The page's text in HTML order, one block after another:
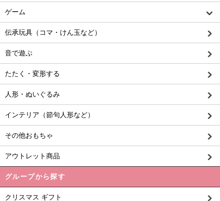
ゲーム
伝承玩具（コマ・けん玉など）
音で遊ぶ
たたく・変形する
人形・ぬいぐるみ
インテリア（節句人形など）
その他おもちゃ
アウトレット商品
グループから探す
クリスマス ギフト